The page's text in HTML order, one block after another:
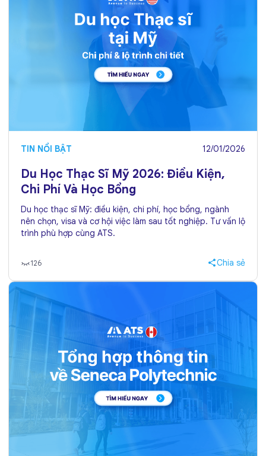
TIN NỔI BẬT 12/01/2026
Du Học Thạc Sĩ Mỹ 2026: Điều Kiện,
Chi Phí Và Học Bổng
Du học thạc sĩ Mỹ: điều kiện, chi phí, học bổng, ngành
nên chọn, visa và cơ hội việc làm sau tốt nghiệp. Tư vấn lộ
trình phù hợp cùng ATS.
126 Chia sẻ